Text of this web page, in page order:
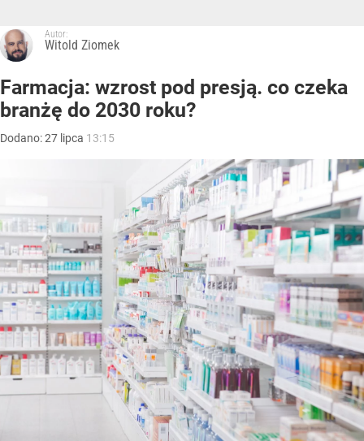
Autor:
Witold Ziomek
Farmacja: wzrost pod presją. co czeka
branżę do 2030 roku?
Dodano:27 lipca 13:15